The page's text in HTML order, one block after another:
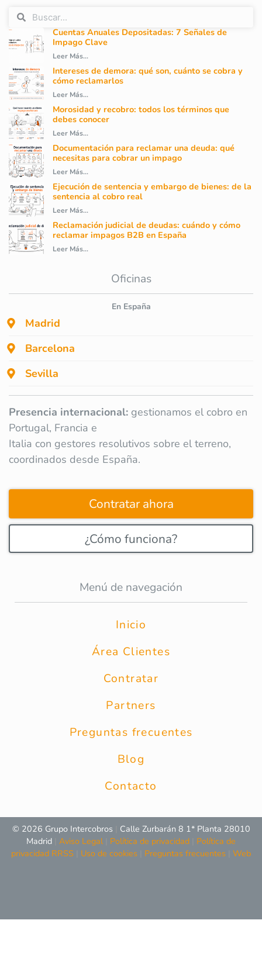
Cuentas Anuales Depositadas: 7 Señales de
Impago Clave
Leer Más...
Intereses de demora: qué son, cuánto se cobra y
cómo reclamarlos
Leer Más...
Morosidad y recobro: todos los términos que
debes conocer
Leer Más...
Documentación para reclamar una deuda: qué
necesitas para cobrar un impago
Leer Más...
Ejecución de sentencia y embargo de bienes: de la
sentencia al cobro real
Leer Más...
Reclamación judicial de deudas: cuándo y cómo
reclamar impagos B2B en España
Leer Más...
Oficinas
En España
Madrid
Barcelona
Sevilla
Presencia internacional: gestionamos el cobro en
Portugal, Francia e
Italia con gestores resolutivos sobre el terreno,
coordinados desde España.
Contratar ahora
¿Cómo funciona?
Menú de navegación
Inicio
Área Clientes
Contratar
Partners
Preguntas frecuentes
Blog
Contacto
© 2026 Grupo Intercobros
Calle Zurbarán 8 1* Planta 28010
Madrid Aviso Legal Política de privacidad
Política de
privacidad RRSS
Uso de cookies Preguntas frecuentes Web